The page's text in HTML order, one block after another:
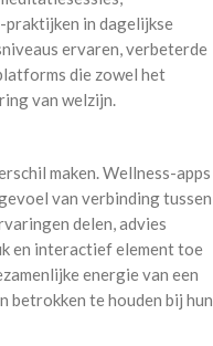
in dagelijkse
ervaren, verbeterde
die zowel het
van welzijn.
maken. Wellness-apps
van verbinding tussen
delen, advies
en interactief element toe
energie van een
betrokken te houden bij hun